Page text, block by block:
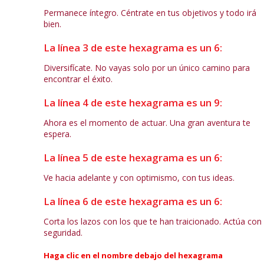
Permanece íntegro. Céntrate en tus objetivos y todo irá
bien.
La línea 3 de este hexagrama es un 6:
Diversifícate. No vayas solo por un único camino para
encontrar el éxito.
La línea 4 de este hexagrama es un 9:
Ahora es el momento de actuar. Una gran aventura te
espera.
La línea 5 de este hexagrama es un 6:
Ve hacia adelante y con optimismo, con tus ideas.
La línea 6 de este hexagrama es un 6:
Corta los lazos con los que te han traicionado. Actúa con
seguridad.
Haga clic en el nombre debajo del hexagrama